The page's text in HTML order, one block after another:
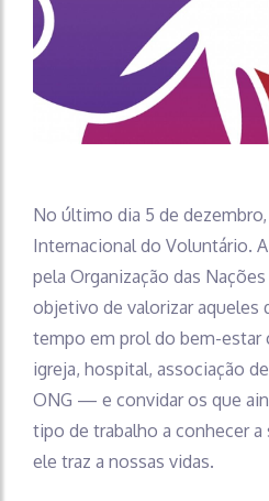
No último dia 5 de
Internacional do Voluntário.
pela Organização das
objetivo de valorizar aqueles
tempo em prol do bem-
igreja, hospital, associação
ONG — e convidar os que
tipo de trabalho a conhecer
ele traz a nossas vidas.